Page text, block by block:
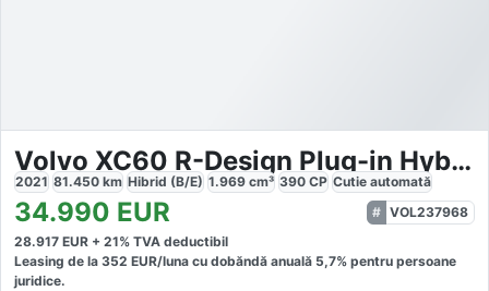
Volvo XC60 R-Design Plug-in Hybrid
2021 81.450 km Hibrid (B/E) 1.969 cm³ 390 CP Cutie automată
34.990 EUR
VOL237968
28.917 EUR + 21% TVA deductibil
Leasing de la 352 EUR/luna cu dobăndă anuală 5,7% pentru persoane
juridice.